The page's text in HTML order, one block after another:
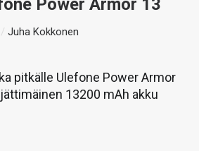
Power Armor 13
/Juha Kokkonen
pitkälle Ulefone Power Armor
13200 mAh akku